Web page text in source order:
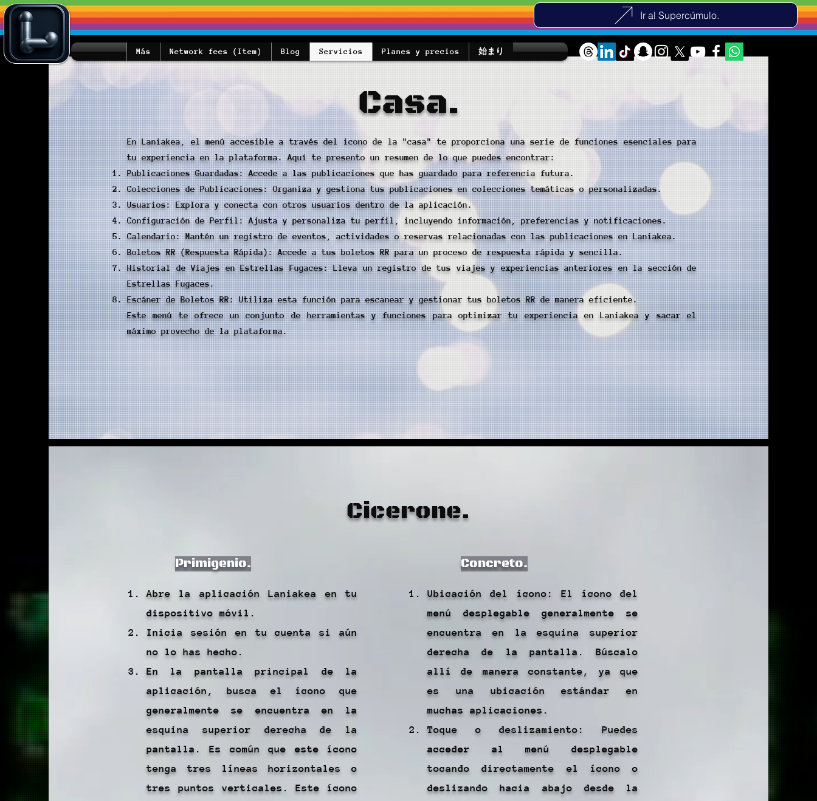
Ir al Supercúmulo.
始まり
Planes y precios
Servicios
Blog
Network fees (Item)
Más
Casa.
En Laniakea, el menú accesible a través del icono de la "casa" te proporciona una serie de funciones esenciales para
tu experiencia en la plataforma. Aquí te presento un resumen de lo que puedes encontrar:
Publicaciones Guardadas: Accede a las publicaciones que has guardado para referencia futura.
Colecciones de Publicaciones: Organiza y gestiona tus publicaciones en colecciones temáticas o personalizadas.
Usuarios: Explora y conecta con otros usuarios dentro de la aplicación.
Configuración de Perfil: Ajusta y personaliza tu perfil, incluyendo información, preferencias y notificaciones.
Calendario: Mantén un registro de eventos, actividades o reservas relacionadas con las publicaciones en Laniakea.
Boletos RR (Respuesta Rápida): Accede a tus boletos RR para un proceso de respuesta rápida y sencilla.
Historial de Viajes en Estrellas Fugaces: Lleva un registro de tus viajes y experiencias anteriores en la sección de
Estrellas Fugaces.
Escáner de Boletos RR: Utiliza esta función para escanear y gestionar tus boletos RR de manera eficiente.
Este menú te ofrece un conjunto de herramientas y funciones para optimizar tu experiencia en Laniakea y sacar el
máximo provecho de la plataforma.
Cicerone.
Primigenio.
Abre la aplicación Laniakea en tu
dispositivo móvil.
Inicia sesión en tu cuenta si aún
no lo has hecho.
En la pantalla principal de la
aplicación, busca el ícono que
generalmente se encuentra en la
esquina superior derecha de la
pantalla. Es común que este ícono
tenga tres líneas horizontales o
tres puntos verticales. Este ícono
Concreto.
Ubicación del ícono: El ícono del
menú desplegable generalmente se
encuentra en la esquina superior
derecha de la pantalla. Búscalo
allí de manera constante, ya que
es una ubicación estándar en
muchas aplicaciones.
Toque o deslizamiento: Puedes
acceder al menú desplegable
tocando directamente el ícono o
deslizando hacia abajo desde la